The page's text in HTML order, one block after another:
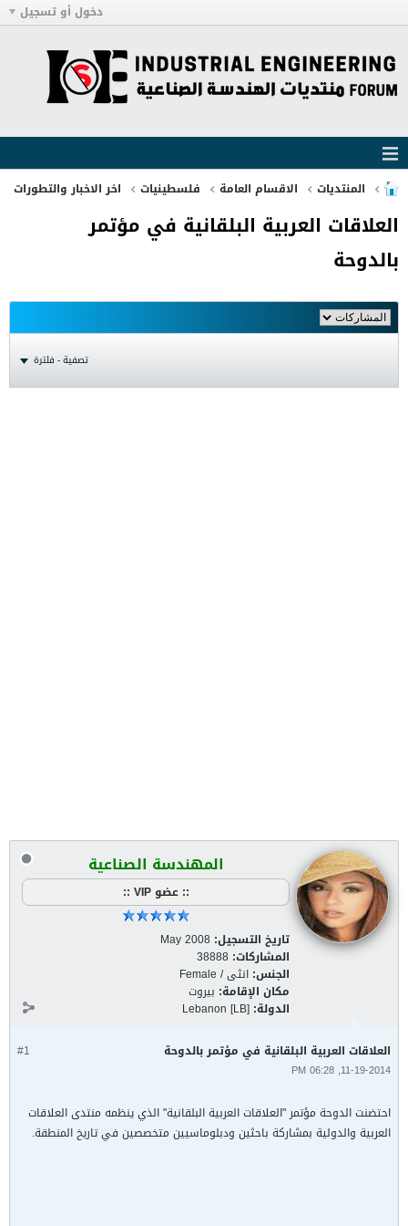
دخول أو تسجيل
المنتديات الاقسام العامة فلسطينيات اخر الاخبار والتطورات
العلاقات العربية البلقانية في مؤتمر
بالدوحة
تصفية - فلترة
المهندسة الصناعية
:: عضو VIP ::
تاريخ التسجيل: May 2008
المشاركات: 38888
الجنس: انثى / Female
مكان الإقامة: بيروت
الدولة: Lebanon [LB]
#1 العلاقات العربية البلقانية في مؤتمر بالدوحة
11-19-2014, 06:28 PM
احتضنت الدوحة مؤتمر "العلاقات العربية البلقانية" الذي ينظمه منتدى العلاقات
العربية والدولية بمشاركة باحثين ودبلوماسيين متخصصين في تاريخ المنطقة.